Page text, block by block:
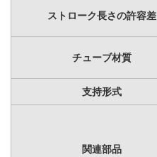
ストローク長さの許容差
チューブ材質
支持形式
関連部品